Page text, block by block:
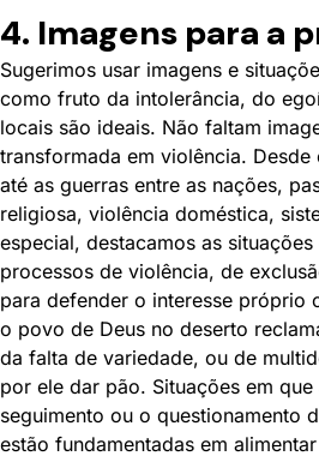
4. Imagens para a
Sugerimos usar imagens e
como fruto da intolerância, do
locais são ideais. Não faltam
transformada em violência.
até as guerras entre as nações,
religiosa, violência doméstica,
especial, destacamos as situações
processos de violência, de
para defender o interesse próprio
o povo de Deus no deserto
da falta de variedade, ou de
por ele dar pão. Situações em
seguimento ou o questionamento
estão fundamentadas em